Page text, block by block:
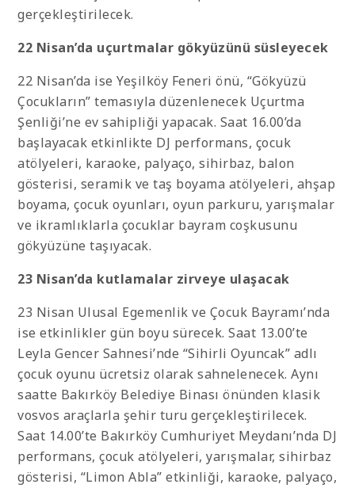
gerçekleştirilecek.
22 Nisan’da uçurtmalar gökyüzünü süsleyecek
22 Nisan’da ise Yeşilköy Feneri önü, “Gökyüzü
Çocukların” temasıyla düzenlenecek Uçurtma
Şenliği’ne ev sahipliği yapacak. Saat 16.00’da
başlayacak etkinlikte DJ performans, çocuk
atölyeleri, karaoke, palyaço, sihirbaz, balon
gösterisi, seramik ve taş boyama atölyeleri, ahşap
boyama, çocuk oyunları, oyun parkuru, yarışmalar
ve ikramlıklarla çocuklar bayram coşkusunu
gökyüzüne taşıyacak.
23 Nisan’da kutlamalar zirveye ulaşacak
23 Nisan Ulusal Egemenlik ve Çocuk Bayramı’nda
ise etkinlikler gün boyu sürecek. Saat 13.00’te
Leyla Gencer Sahnesi’nde “Sihirli Oyuncak” adlı
çocuk oyunu ücretsiz olarak sahnelenecek. Aynı
saatte Bakırköy Belediye Binası önünden klasik
vosvos araçlarla şehir turu gerçekleştirilecek.
Saat 14.00’te Bakırköy Cumhuriyet Meydanı’nda DJ
performans, çocuk atölyeleri, yarışmalar, sihirbaz
gösterisi, “Limon Abla” etkinliği, karaoke, palyaço,